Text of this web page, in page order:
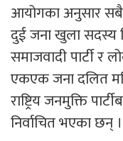
आयोगका अनुसार
दुई जना खुला सदस्य
समाजवादी पार्टी र
एकएक जना दलित
राष्ट्रिय जनमुक्ति
निर्वाचित भएका छन् ।